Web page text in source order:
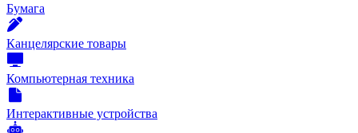
Бумага
Канцелярские товары
Компьютерная техника
Интерактивные устройства